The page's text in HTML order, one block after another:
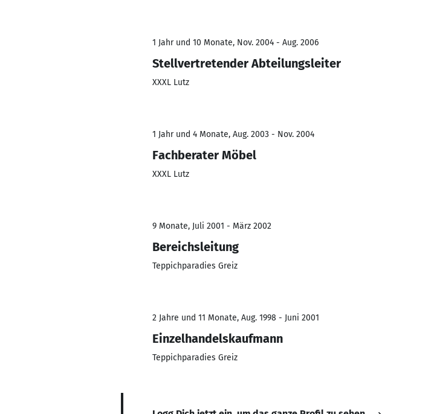
1 Jahr und 10 Monate, Nov. 2004 - Aug. 2006
Stellvertretender Abteilungsleiter
XXXL Lutz
1 Jahr und 4 Monate, Aug. 2003 - Nov. 2004
Fachberater Möbel
XXXL Lutz
9 Monate, Juli 2001 - März 2002
Bereichsleitung
Teppichparadies Greiz
2 Jahre und 11 Monate, Aug. 1998 - Juni 2001
Einzelhandelskaufmann
Teppichparadies Greiz